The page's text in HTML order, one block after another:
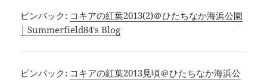
ピンバック: コキアの紅葉2013(2)＠ひたちなか海浜公園
| Summerfield84's Blog
ピンバック: コキアの紅葉2013見頃＠ひたちなか海浜公